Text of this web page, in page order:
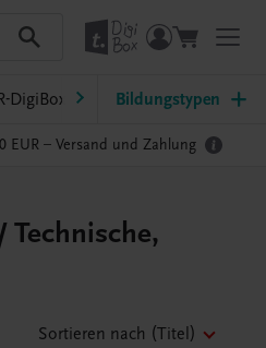
DigiBox Lehrer/innen-Service
Bildungstypen
EUR – Versand und Zahlung
Technische,
Sortieren nach (Titel)